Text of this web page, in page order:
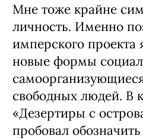
Мне тоже крайне
личность. Именно
имперского проекта
новые формы
свободных людей. В
«Дезертиры с
пробовал